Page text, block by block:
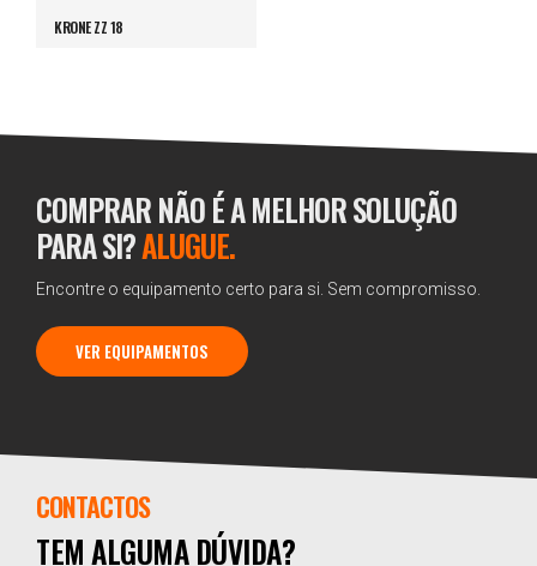
KRONE ZZ 18
COMPRAR NÃO É A MELHOR SOLUÇÃO
PARA SI?ALUGUE.
Encontre o equipamento certo para si. Sem compromisso.
VER EQUIPAMENTOS
CONTACTOS
TEM ALGUMA DÚVIDA?